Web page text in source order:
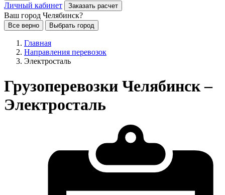
Личный кабинет Заказать расчет
Ваш город Челябинск?
Все верно Выбрать город
Главная
Направления перевозок
Электросталь
Грузоперевозки Челябинск –
Электросталь